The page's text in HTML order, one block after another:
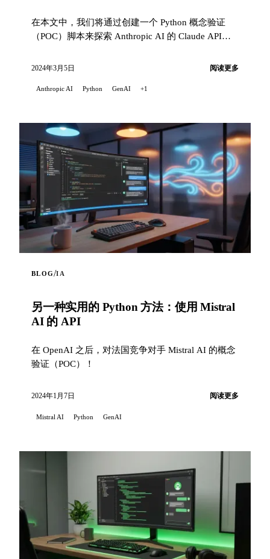
在本文中，我们将通过创建一个 Python 概念验证
（POC）脚本来探索 Anthropic AI 的 Claude API。
2024年3月5日 阅读更多
Anthropic AI Python GenAI +1
BLOG/IA
另一种实用的 Python 方法：使用 Mistral
AI 的 API
在 OpenAI 之后，对法国竞争对手 Mistral AI 的概念
验证（POC）！
2024年1月7日 阅读更多
Mistral AI Python GenAI